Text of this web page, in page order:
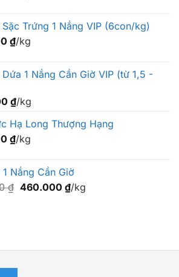
Sặc Trứng 1 Nắng VIP (6con/kg)
₫/kg
1 Nắng Cần Giờ VIP (từ 1,5 -
₫/kg
Hạ Long Thượng Hạng
₫/kg
Nắng Cần Giờ
₫ Giá
460.000 ₫Giá
/kg